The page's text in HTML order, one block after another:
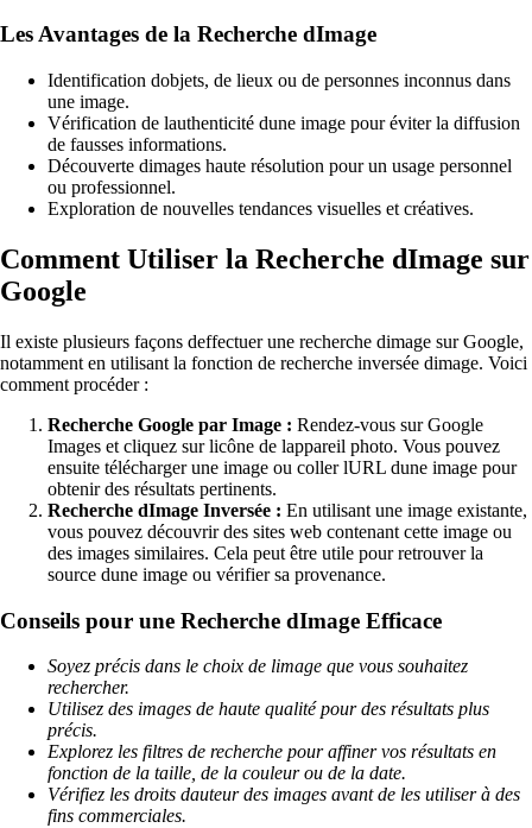
Les Avantages de la Recherche dImage
Identification dobjets, de lieux ou de personnes inconnus dans
une image.
Vérification de lauthenticité dune image pour éviter la diffusion
de fausses informations.
Découverte dimages haute résolution pour un usage personnel
ou professionnel.
Exploration de nouvelles tendances visuelles et créatives.
Comment Utiliser la Recherche dImage sur
Google
Il existe plusieurs façons deffectuer une recherche dimage sur Google,
notamment en utilisant la fonction de recherche inversée dimage. Voici
comment procéder :
Recherche Google par Image : Rendez-vous sur Google
Images et cliquez sur licône de lappareil photo. Vous pouvez
ensuite télécharger une image ou coller lURL dune image pour
obtenir des résultats pertinents.
Recherche dImage Inversée : En utilisant une image existante,
vous pouvez découvrir des sites web contenant cette image ou
des images similaires. Cela peut être utile pour retrouver la
source dune image ou vérifier sa provenance.
Conseils pour une Recherche dImage Efficace
Soyez précis dans le choix de limage que vous souhaitez
rechercher.
Utilisez des images de haute qualité pour des résultats plus
précis.
Explorez les filtres de recherche pour affiner vos résultats en
fonction de la taille, de la couleur ou de la date.
Vérifiez les droits dauteur des images avant de les utiliser à des
fins commerciales.